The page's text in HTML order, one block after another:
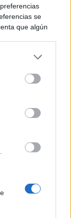
se
que algún
preferencias
en la
more Google
including but
may click to
below Google
consejos